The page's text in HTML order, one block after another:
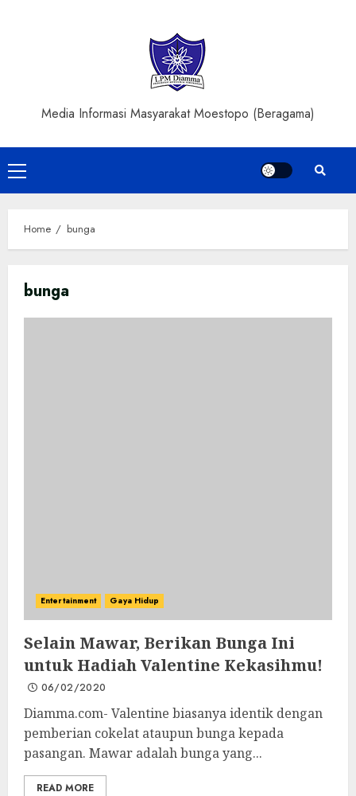
Media Informasi Masyarakat Moestopo (Beragama)
Primary
Menu
Home bunga
bunga
Entertainment Gaya Hidup
Selain Mawar, Berikan Bunga Ini
untuk Hadiah Valentine Kekasihmu!
06/02/2020
Diamma.com- Valentine biasanya identik dengan
pemberian cokelat ataupun bunga kepada
pasangan. Mawar adalah bunga yang...
READ MORE